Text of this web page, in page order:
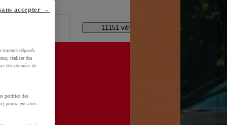
?
11151 véhicules disponibles
déposés
réaliser des
des données de
perdriez des
pourraient alors
accepter →